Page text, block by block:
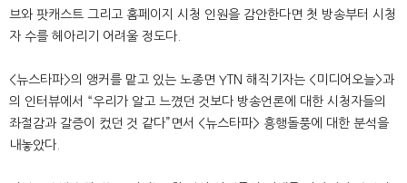
브와 팟캐스트 그리고 홈페이지 시청 인원을 감안한다면 첫 방송부터 시청
자 수를 헤아리기 어려울 정도다.
<뉴스타파>의 앵커를 맡고 있는 노종면 YTN 해직기자는 <미디어오늘>과
의 인터뷰에서 “우리가 알고 느꼈던 것보다 방송언론에 대한 시청자들의
좌절감과 갈증이 컸던 것 같다”면서 <뉴스타파> 흥행돌풍에 대한 분석을
내놓았다.